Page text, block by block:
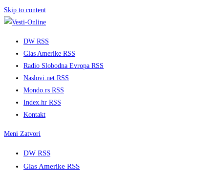
Skip to content
DW RSS
Glas Amerike RSS
Radio Slobodna Evropa RSS
Naslovi.net RSS
Mondo.rs RSS
Index.hr RSS
Kontakt
Meni Zatvori
DW RSS
Glas Amerike RSS